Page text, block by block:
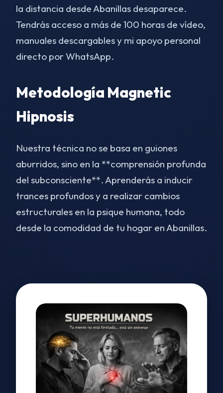
la distancia desde Abanillas desaparece.
Tendrás acceso a más de 100 horas de vídeo,
manuales descargables y mi apoyo personal
directo por WhatsApp.
Metodología Magnetic
Hipnosis
Nuestra técnica no se basa en guiones
aburridos, sino en la **comprensión profunda
del subconsciente**. Aprenderás a inducir
trances profundos y a realizar cambios
estructurales en la psique humana, todo
desde la comodidad de tu hogar en Abanillas.